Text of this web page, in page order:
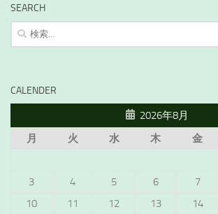
SEARCH
検
索:
CALENDER
2026年8月
月
火 水 木 金
3
4 5 6 7
10
11 12 13 14